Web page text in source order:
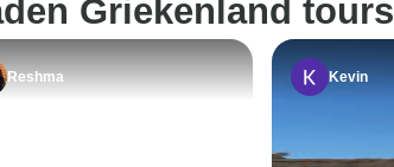
eten en bediening in het
hotel en de restaurants in de
stad waren geweldig.
Athene was geweldig. Het
daar was geweldig, ook al
Griekenland tours
Reshma Kevin